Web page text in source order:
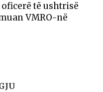
të ushtrisë
VMRO-në